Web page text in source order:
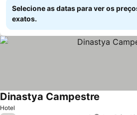
Selecione as datas para ver os
exatos.
Hotel
Dinastya Campestre